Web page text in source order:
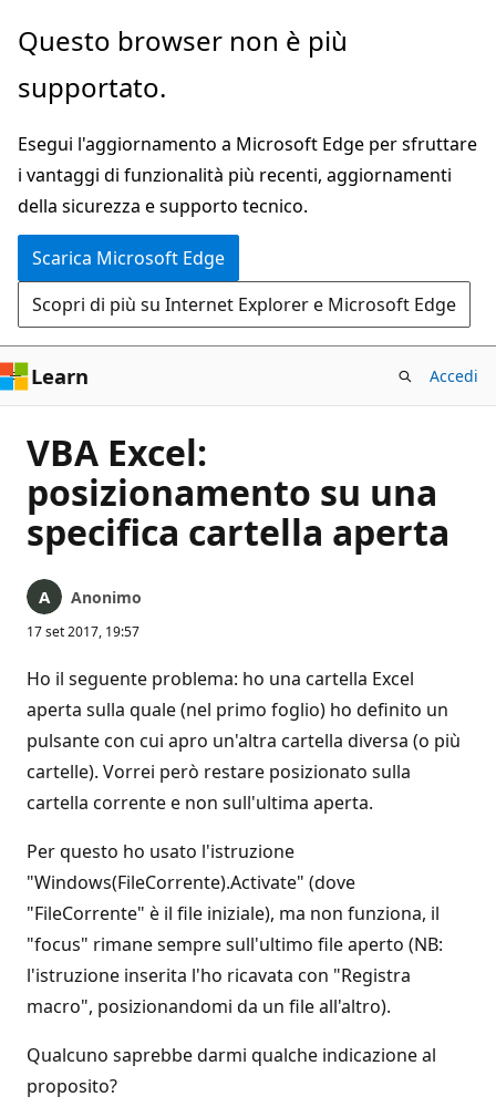
Ignora
passa
contenuto
principale
Questo browser non è più
supportato.
Esegui l'aggiornamento a Microsoft Edge per sfruttare
i vantaggi di funzionalità più recenti, aggiornamenti
della sicurezza e supporto tecnico.
Scarica Microsoft Edge
Scopri di più su Internet Explorer e Microsoft Edge
Learn Accedi
VBA Excel:
posizionamento su una
specifica cartella aperta
Anonimo
17 set 2017, 19:57
Ho il seguente problema: ho una cartella Excel
aperta sulla quale (nel primo foglio) ho definito un
pulsante con cui apro un'altra cartella diversa (o più
cartelle). Vorrei però restare posizionato sulla
cartella corrente e non sull'ultima aperta.
Per questo ho usato l'istruzione
"Windows(FileCorrente).Activate" (dove
"FileCorrente" è il file iniziale), ma non funziona, il
"focus" rimane sempre sull'ultimo file aperto (NB:
l'istruzione inserita l'ho ricavata con "Registra
macro", posizionandomi da un file all'altro).
Qualcuno saprebbe darmi qualche indicazione al
proposito?